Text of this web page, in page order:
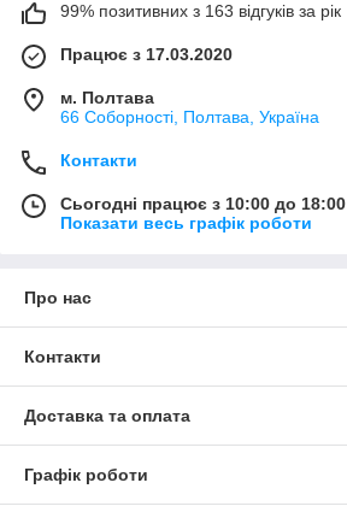
99% позитивних з 163 відгуків за рік
Працює з 17.03.2020
м. Полтава
66 Соборності, Полтава, Україна
Контакти
Сьогодні працює з 10:00 до 18:00
Показати весь графік роботи
Про нас
Контакти
Доставка та оплата
Графік роботи